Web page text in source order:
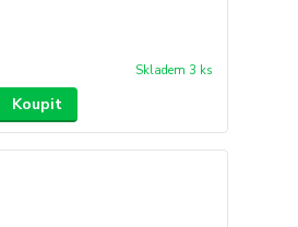
Skladem 3 ks
Koupit